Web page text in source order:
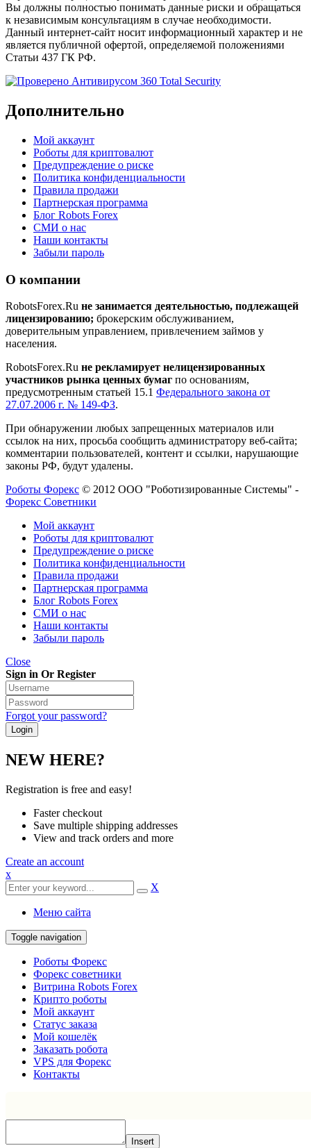
Вы должны полностью понимать данные риски и обращаться
к независимым консультациям в случае необходимости.
Данный интернет-сайт носит информационный характер и не
является публичной офертой, определяемой положениями
Статьи 437 ГК РФ.
Дополнительно
Мой аккаунт
Роботы для криптовалют
Предупреждение о риске
Политика конфиденциальности
Правила продажи
Партнерская программа
Блог Robots Forex
СМИ о нас
Наши контакты
Забыли пароль
О компании
RobotsForex.Ru не занимается деятельностью, подлежащей
лицензированию; брокерским обслуживанием,
доверительным управлением, привлечением займов у
населения.
RobotsForex.Ru не рекламирует нелицензированных
участников рынка ценных бумаг по основаниям,
предусмотренным статьей 15.1 Федерального закона от
27.07.2006 г. № 149-ФЗ.
При обнаружении любых запрещенных материалов или
ссылок на них, просьба сообщить администратору веб-сайта;
комментарии пользователей, контент и ссылки, нарушающие
законы РФ, будут удалены.
Роботы Форекс © 2012 ООО "Роботизированные Системы" -
Форекс Советники
Мой аккаунт
Роботы для криптовалют
Предупреждение о риске
Политика конфиденциальности
Правила продажи
Партнерская программа
Блог Robots Forex
СМИ о нас
Наши контакты
Забыли пароль
Close
Sign in Or Register
Forgot your password?
NEW HERE?
Registration is free and easy!
Faster checkout
Save multiple shipping addresses
View and track orders and more
Create an account
x
X
Меню сайта
Toggle navigation
Роботы Форекс
Форекс советники
Витрина Robots Forex
Крипто роботы
Мой аккаунт
Статус заказа
Мой кошелёк
Заказать робота
VPS для Форекс
Контакты
Insert